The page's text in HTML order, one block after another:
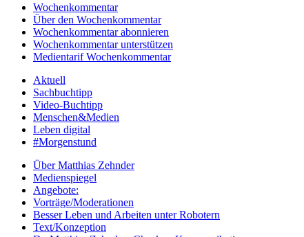
Wochenkommentar
Über den Wochenkommentar
Wochenkommentar abonnieren
Wochenkommentar unterstützen
Medientarif Wochenkommentar
Aktuell
Sachbuchtipp
Video-Buchtipp
Menschen&Medien
Leben digital
#Morgenstund
Über Matthias Zehnder
Medienspiegel
Angebote:
Vorträge/Moderationen
Besser Leben und Arbeiten unter Robotern
Text/Konzeption